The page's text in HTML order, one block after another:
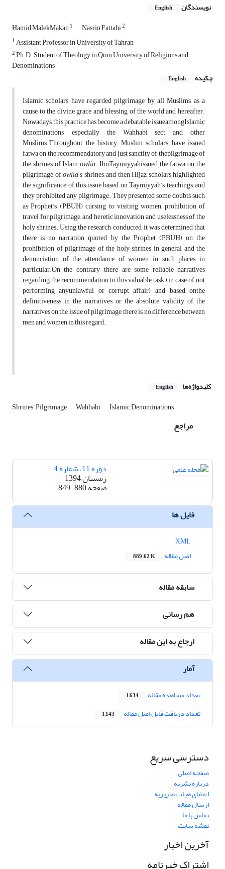
نویسندگان English
Hamid MalekMakan1 Nasrin Fattahi2
1Assistant Professor in University of Tahran
2Ph.D. Student of Theology in Qom University of Religions and
Denominations
چکیده
English
Islamic scholars have regarded pilgrimage by all Muslims as a
cause to the divine grace and blessing of the world and hereafter.
Nowadays, this practice has become a debatable issueamongIslamic
denominations, especially the Wahhabi sect and other
Muslims.Throughout the history, Muslim scholars have issued
fatwa on the recommendatory and just sanctity of thepilgrimage of
the shrines of Islamowlia. IbnTaymiyyahissued the fatwa on the
pilgrimage ofowlia’sshrines, and then Hijaz scholars highlighted
the significance of this issue based on Taymiyyah’s teachings, and
they prohibited any pilgrimage. They presented some doubts such
as Prophet’s (PBUH) cursing to visiting women, prohibition of
travel for pilgrimage, and heretic innovation and uselessness of the
holy shrines. Using the research conducted, it was determined that
there is no narration quoted by the Prophet (PBUH) on the
prohibition of pilgrimage of the holy shrines in general and the
denunciation of the attendance of women in such places in
particular.On the contrary, there are some reliable narratives
regarding the recommendation to this valuable task (in case of not
performing anyunlawful or corrupt affair), and based onthe
definitiveness in the narratives or the absolute validity of the
narratives on the issue of pilgrimage, there is no difference between
men and women in this regard.
کلیدواژه‌ها English
Shrines’ Pilgrimage Wahhabi Islamic Denominations
مراجع
دوره 11، شماره 4
زمستان 1394
صفحه849-880
فایل ها
اصل مقاله
889.62 K
سابقه مقاله
هم رسانی
ارجاع به این مقاله
آمار
تعداد مشاهده مقاله 1,634
تعداد دریافت فایل اصل مقاله 1,143
دسترسی سریع
صفحه اصلی
درباره نشریه
اعضای هیات تحریریه
ارسال مقاله
تماس با ما
نقشه سایت
آخرین اخبار
اشتراک خبرنامه